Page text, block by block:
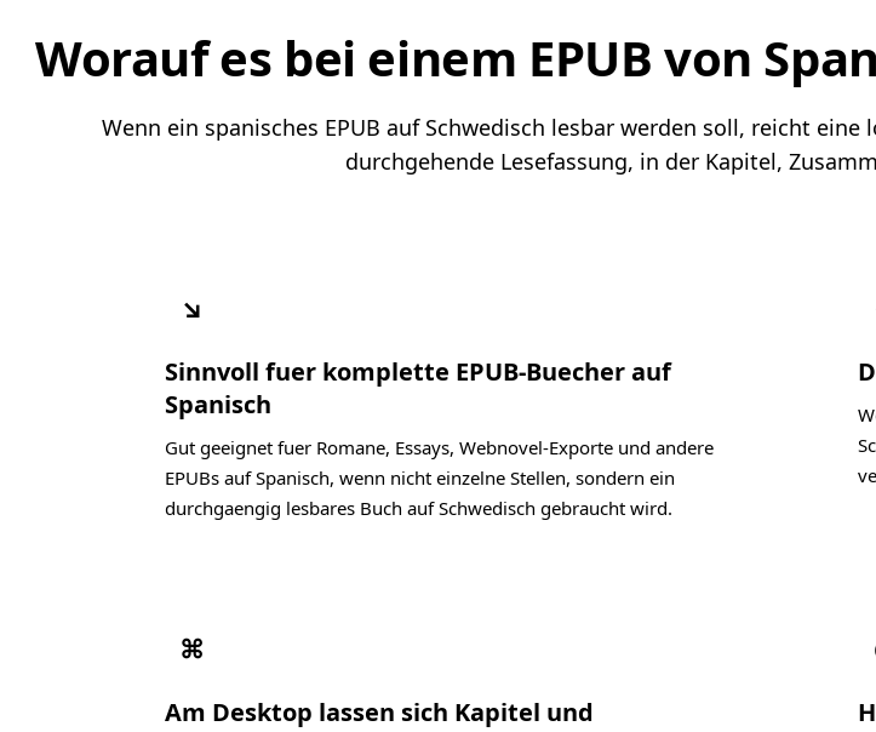
Worauf es bei einem EPUB von
Wenn ein spanisches EPUB auf Schwedisch lesbar werden soll, reicht
durchgehende Lesefassung, in der Kapitel,
↘
Sinnvoll fuer komplette EPUB-Buecher auf
Spanisch
Gut geeignet fuer Romane, Essays, Webnovel-Exporte und andere
EPUBs auf Spanisch, wenn nicht einzelne Stellen, sondern ein
durchgaengig lesbares Buch auf Schwedisch gebraucht wird.
⌘
Am Desktop lassen sich Kapitel und